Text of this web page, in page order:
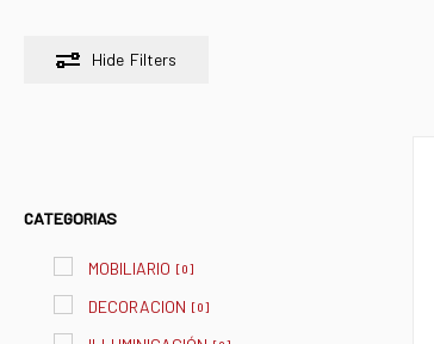
Hide Filters
CATEGORIAS
MOBILIARIO [0]
DECORACION [0]